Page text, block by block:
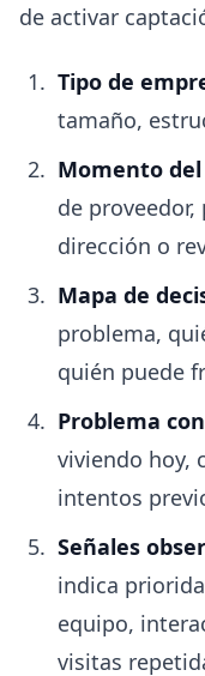
de activar
Tipo de
tamaño,
Momento
de
dirección o
Mapa de
problema,
quién puede
Problema
viviendo hoy,
intentos
Señales
indica
equipo,
visitas